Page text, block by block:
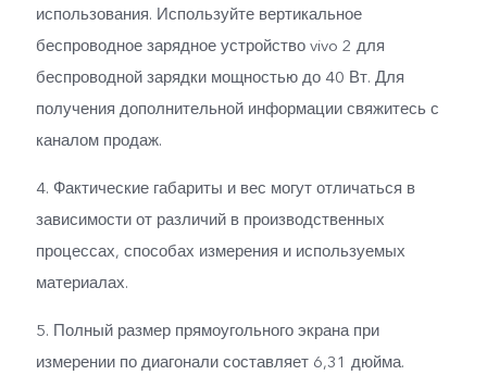
использования. Используйте вертикальное
беспроводное зарядное устройство vivo 2 для
беспроводной зарядки мощностью до 40 Вт. Для
получения дополнительной информации свяжитесь с
каналом продаж.
4. Фактические габариты и вес могут отличаться в
зависимости от различий в производственных
процессах, способах измерения и используемых
материалах.
5. Полный размер прямоугольного экрана при
измерении по диагонали составляет 6,31 дюйма.